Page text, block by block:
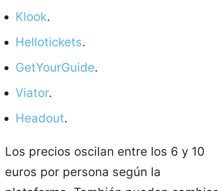
Klook.
Hellotickets.
GetYourGuide.
Viator.
Headout.
Los precios oscilan entre los 6 y 10
euros por persona según la